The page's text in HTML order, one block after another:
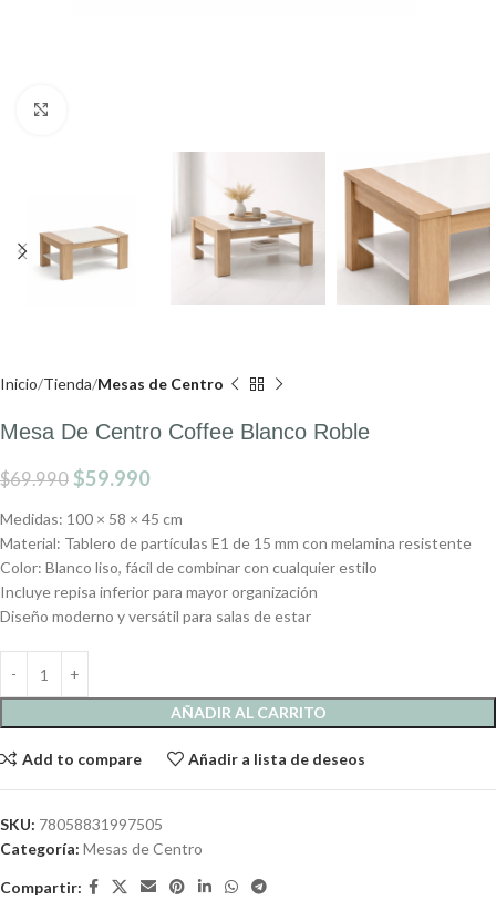
Inicio Tienda Mesas de Centro
Mesa De Centro Coffee Blanco Roble
$69.990 $59.990
Medidas: 100 × 58 × 45 cm
Material: Tablero de partículas E1 de 15 mm con melamina resistente
Color: Blanco liso, fácil de combinar con cualquier estilo
Incluye repisa inferior para mayor organización
Diseño moderno y versátil para salas de estar
AÑADIR AL CARRITO
Add to compare Añadir a lista de deseos
SKU: 78058831997505
Categoría: Mesas de Centro
Compartir: